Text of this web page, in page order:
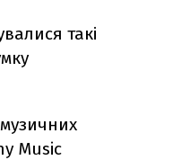
такі
Music